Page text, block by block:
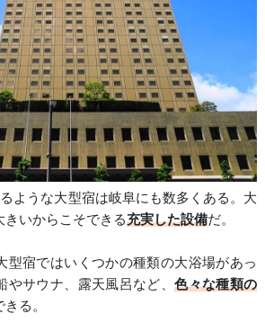
ような大型宿は岐阜にも数多くある。大
いからこそできる充実した設備だ。
型宿ではいくつかの種類の大浴場があっ
やサウナ、露天風呂など、色々な種類の
る。